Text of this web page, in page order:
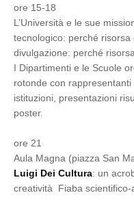
ore 15-18
L’Università e le sue
tecnologico: perché
divulgazione: perché
I Dipartimenti e le Scuole
rotonde con
istituzioni, presentazioni
poster.
ore 21
Aula Magna (piazza San
Luigi Dei Cultura: un
creatività Fiaba scientifico-